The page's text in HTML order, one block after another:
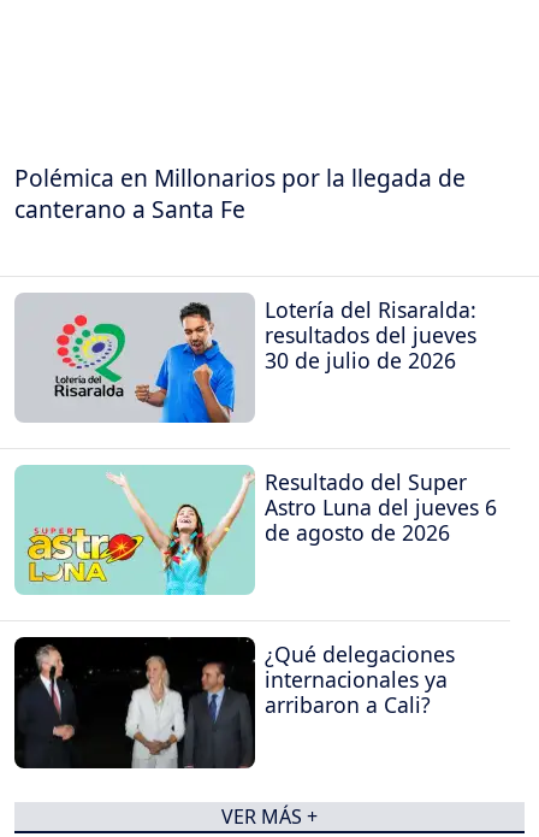
Polémica en Millonarios por la llegada de
canterano a Santa Fe
Lotería del Risaralda:
resultados del jueves
30 de julio de 2026
Resultado del Super
Astro Luna del jueves 6
de agosto de 2026
¿Qué delegaciones
internacionales ya
arribaron a Cali?
VER MÁS +